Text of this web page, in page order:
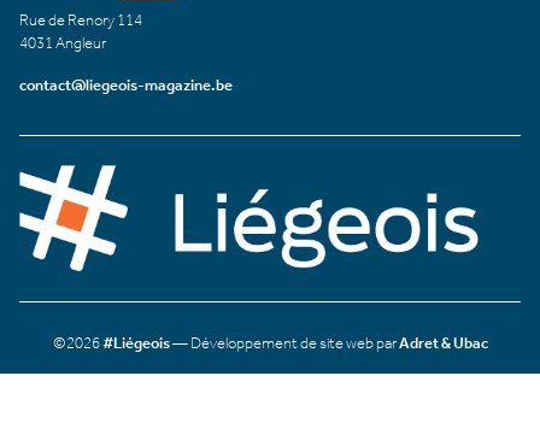
Rue de Renory 114
4031 Angleur
contact@liegeois-magazine.be
©2026#Liégeois— Développement de site web parAdret & Ubac